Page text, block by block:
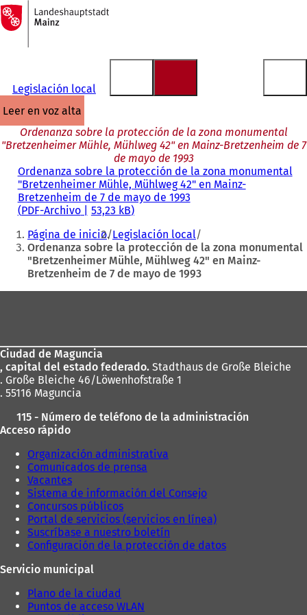
Saltar al contenido
A
la
página
Legislación local
leer en voz alta
Ordenanza sobre la protección de la zona monumental
"Bretzenheimer Mühle, Mühlweg 42" en Mainz-Bretzenheim de 7
de mayo de 1993
Ordenanza sobre la protección de la zona monumental
"Bretzenheimer Mühle, Mühlweg 42" en Mainz-
Bretzenheim de 7 de mayo de 1993
PDF-Archivo 53,23 kB
Estás
aquí:
Página de inicio Legislación local
Ordenanza sobre la protección de la zona monumental
"Bretzenheimer Mühle, Mühlweg 42" en Mainz-
Bretzenheim de 7 de mayo de 1993
pies
Ciudad de Maguncia
, capital del estado federado. Stadthaus de Große Bleiche
. Große Bleiche 46/Löwenhofstraße 1
. 55116 Maguncia
115 - Número de teléfono de la administración
Acceso rápido
Organización administrativa
Comunicados de prensa
Vacantes
Sistema de información del Consejo
Concursos públicos
Portal de servicios (servicios en línea)
Suscríbase a nuestro boletín
Configuración de la protección de datos
Servicio municipal
Plano de la ciudad
Puntos de acceso WLAN